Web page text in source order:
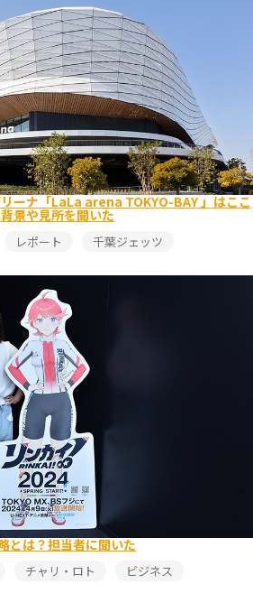
ーナ「LaLa arena TOKYO-BAY 」はここ
景や見所を聞いた
レポート 千葉ジェッツ
とは？担当者に聞いた
チャリ・ロト
ビジネス